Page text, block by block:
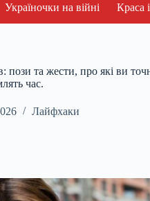
Україночки на війні Краса
пози та жести, про які ви
час.
Лайфхаки